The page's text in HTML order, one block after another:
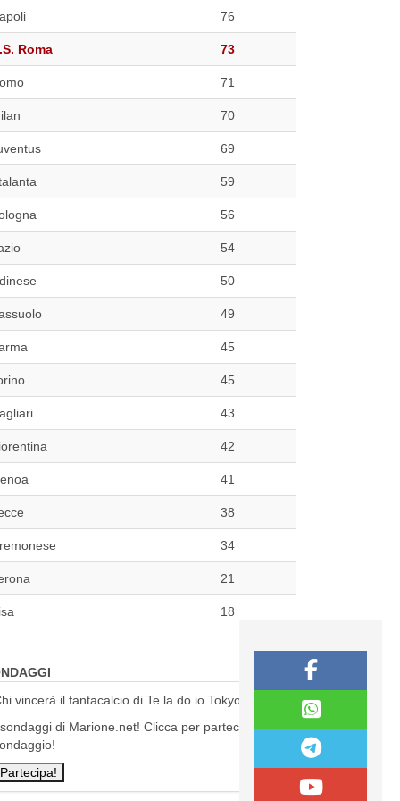
76
Roma 73
71
70
69
59
56
54
50
49
45
45
43
42
41
38
34
21
18
vincerà il fantacalcio di Te la do io Tokyo?
di Marione.net! Clicca per partecipare al